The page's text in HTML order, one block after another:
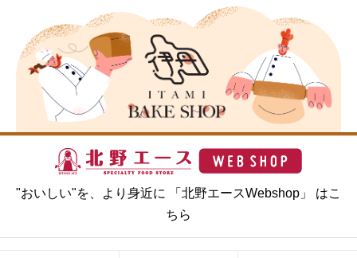
"おいしい"を、より身近に 「北野エースWebshop」 はこ
ちら